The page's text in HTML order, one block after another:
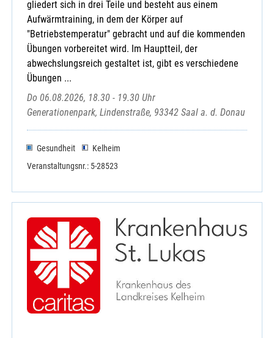
gliedert sich in drei Teile und besteht aus einem
Aufwärmtraining, in dem der Körper auf
"Betriebstemperatur" gebracht und auf die kommenden
Übungen vorbereitet wird. Im Hauptteil, der
abwechslungsreich gestaltet ist, gibt es verschiedene
Übungen ...
Do 06.08.2026, 18.30 - 19.30 Uhr
Generationenpark, Lindenstraße, 93342 Saal a. d. Donau
Gesundheit
Kelheim
Veranstaltungsnr.: 5-28523